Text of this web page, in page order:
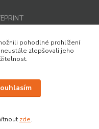
s.r.o.
pohodlné prohlížení
zlepšovali jeho
zde.